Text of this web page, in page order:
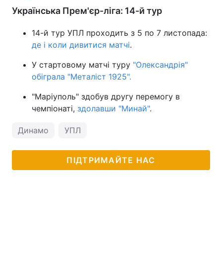
Українська Прем'єр-ліга: 14-й тур
14-й тур УПЛ проходить з 5 по 7 листопада:
де і коли дивитися матчі.
У стартовому матчі туру "Олександрія"
обіграла "Металіст 1925".
"Маріуполь" здобув другу перемогу в
чемпіонаті, здолавши "Минай".
Динамо УПЛ
ПІДТРИМАЙТЕ НАС